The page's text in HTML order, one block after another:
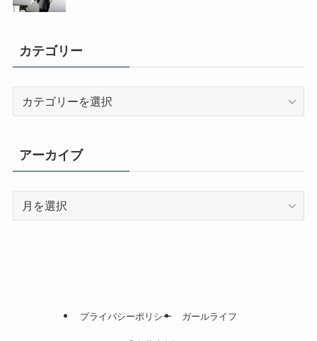
カテゴリー
リ
ー
アーカイブ
プライバシーポリシー ガールライフ